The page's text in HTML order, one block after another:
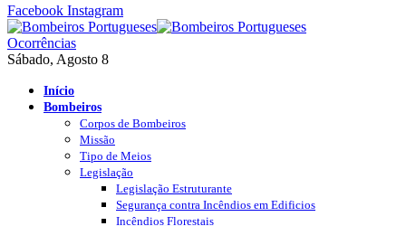
Facebook Instagram
Ocorrências
Sábado, Agosto 8
Início
Bombeiros
Corpos de Bombeiros
Missão
Tipo de Meios
Legislação
Legislação Estruturante
Segurança contra Incêndios em Edificios
Incêndios Florestais